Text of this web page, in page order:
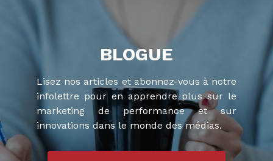
BLOGUE
Lisez nos articles et abonnez-vous à notre
infolettre pour en apprendre plus sur le
marketing de performance et sur
innovations dans le monde des médias.